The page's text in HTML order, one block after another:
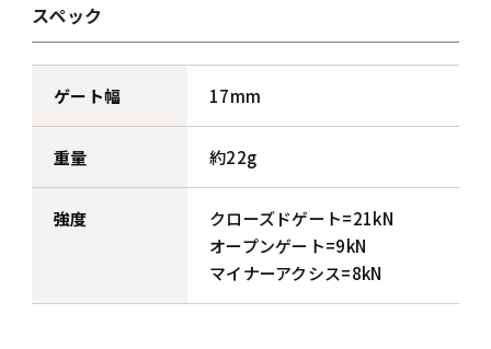
スペック
ゲート幅 17mm
重量 約22g
強度
クローズドゲート=21kN
オープンゲート=9kN
マイナーアクシス=8kN